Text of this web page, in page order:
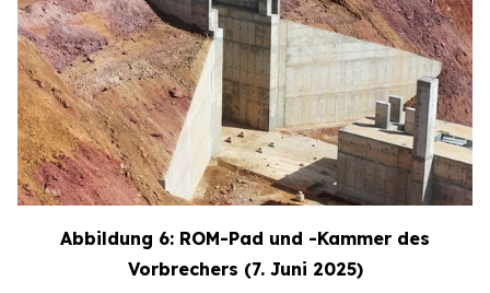
Abbildung 6: ROM-Pad und -Kammer des
Vorbrechers (7. Juni 2025)